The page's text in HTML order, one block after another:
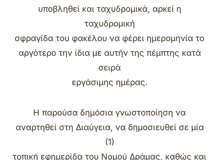
υποβληθεί και ταχυδρομικά, αρκεί η
ταχυδρομική
σφραγίδα του φακέλου να φέρει ημερομηνία το
αργότερο την ίδια με αυτήν της πέμπτης κατά
σειρά
εργάσιμης ημέρας.
Η παρούσα δημόσια γνωστοποίηση να
αναρτηθεί στη Διαύγεια, να δημοσιευθεί σε μία
(1)
τοπική εφημερίδα του Νομού Δράμας, καθώς και